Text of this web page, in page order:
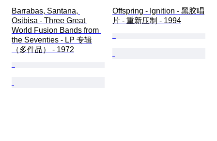
Barrabas, Santana,
Osibisa - Three Great
World Fusion Bands from
the Seventies - LP 专辑
（多件品） - 1972
Offspring - Ignition - 黑胶唱
片 - 重新压制 - 1994